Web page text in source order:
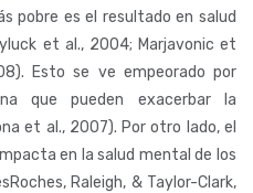
pobre es el resultado en salud
et al., 2004; Marjavonic et
Esto se ve empeorado por
que pueden exacerbar la
et al., 2007). Por otro lado, el
en la salud mental de los
Raleigh, & Taylor-Clark,